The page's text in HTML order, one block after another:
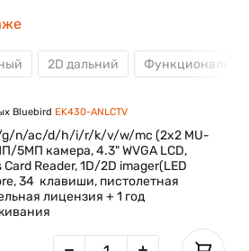
2D дальний
Bluebird EK430-ANLCTV
g/n/ac/d/h/i/r/k/v/w/mc (2x2 MU-
5МП камера, 4.3" WVGA LCD,
Reader, 1D/2D imager(LED
34 клавиши, пистолетная
лицензия + 1 год